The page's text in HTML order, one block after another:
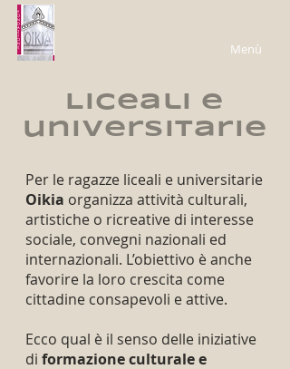
Menù
Liceali e
universitarie
Per le ragazze liceali e universitarie
Oikia organizza attività culturali,
artistiche o ricreative di interesse
sociale, convegni nazionali ed
internazionali. L’obiettivo è anche
favorire la loro crescita come
cittadine consapevoli e attive.
Ecco qual è il senso delle iniziative
di formazione culturale e